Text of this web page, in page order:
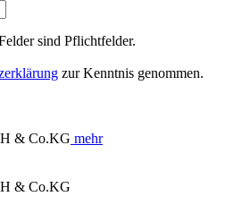
sind Pflichtfelder.
zur Kenntnis genommen.
& Co.KG mehr
& Co.KG